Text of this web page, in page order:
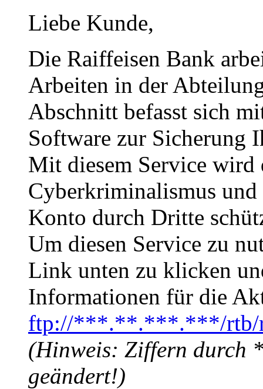
Liebe Kunde,
Die Raiffeisen Bank
Arbeiten in der
Abschnitt befasst sich
Software zur Sicherung
Mit diesem Service
Cyberkriminalismus
Konto durch Dritte
Um diesen Service zu
Link unten zu klicken
Informationen für die
ftp://***.**.***.***/rtb/
(Hinweis: Ziffern durch
geändert!)